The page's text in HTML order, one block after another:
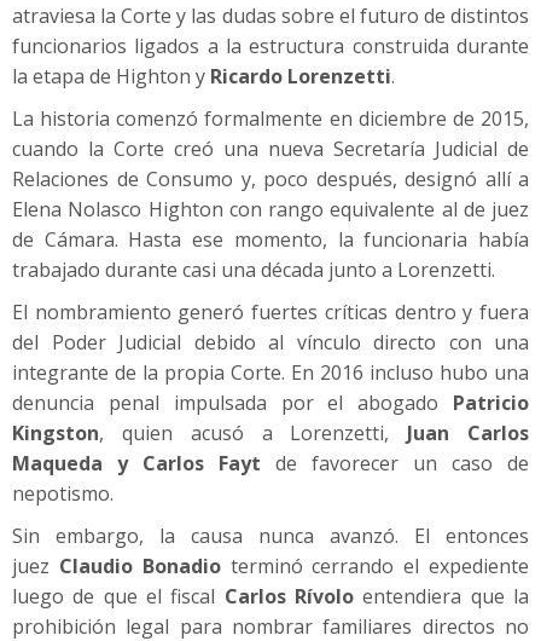
atraviesa la Corte y las dudas sobre el futuro de distintos
funcionarios ligados a la estructura construida durante
la etapa de Highton y Ricardo Lorenzetti.
La historia comenzó formalmente en diciembre de 2015,
cuando la Corte creó una nueva Secretaría Judicial de
Relaciones de Consumo y, poco después, designó allí a
Elena Nolasco Highton con rango equivalente al de juez
de Cámara. Hasta ese momento, la funcionaria había
trabajado durante casi una década junto a Lorenzetti.
El nombramiento generó fuertes críticas dentro y fuera
del Poder Judicial debido al vínculo directo con una
integrante de la propia Corte. En 2016 incluso hubo una
denuncia penal impulsada por el abogado Patricio
Kingston, quien acusó a Lorenzetti, Juan Carlos
Maqueda y Carlos Fayt de favorecer un caso de
nepotismo.
Sin embargo, la causa nunca avanzó. El entonces
juez Claudio Bonadioterminó cerrando el expediente
luego de que el fiscal Carlos Rívolo entendiera que la
prohibición legal para nombrar familiares directos no